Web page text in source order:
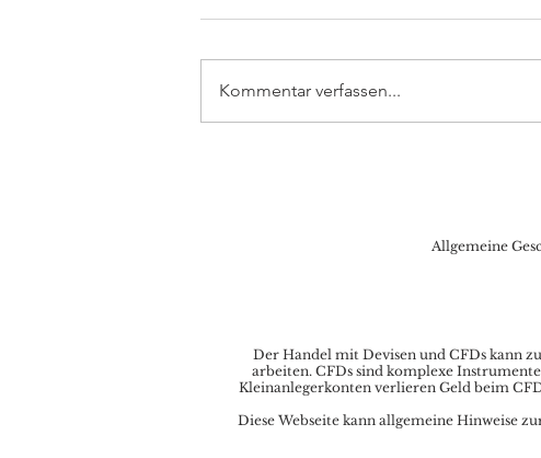
Kommentar verfassen...
Allgemeine
Der Handel mit Devisen und CFDs kann
arbeiten. CFDs sind komplexe
Kleinanlegerkonten verlieren Geld beim
Diese Webseite kann allgemeine Hinweise